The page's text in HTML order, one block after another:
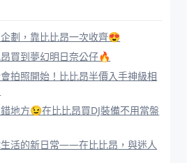
劃，靠比比昂一次收齊😍
買到夢幻明日奈公仔🔥
拍照開始！比比昂半價入手神級相
地方😉在比比昂買DJ裝備不用當盤
活的新日常——在比比昂，與迷人